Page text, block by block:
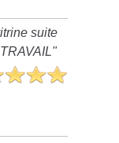
suite